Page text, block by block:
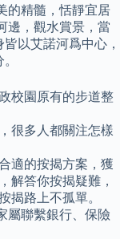
的精髓，恬靜宜居
邊，觀水賞景，當
以艾諾河爲中心，
校園原有的步道整
很多人都關注怎樣
適的按揭方案，獲
解答你按揭疑難，
揭路上不孤單。
屬聯繫銀行、保險